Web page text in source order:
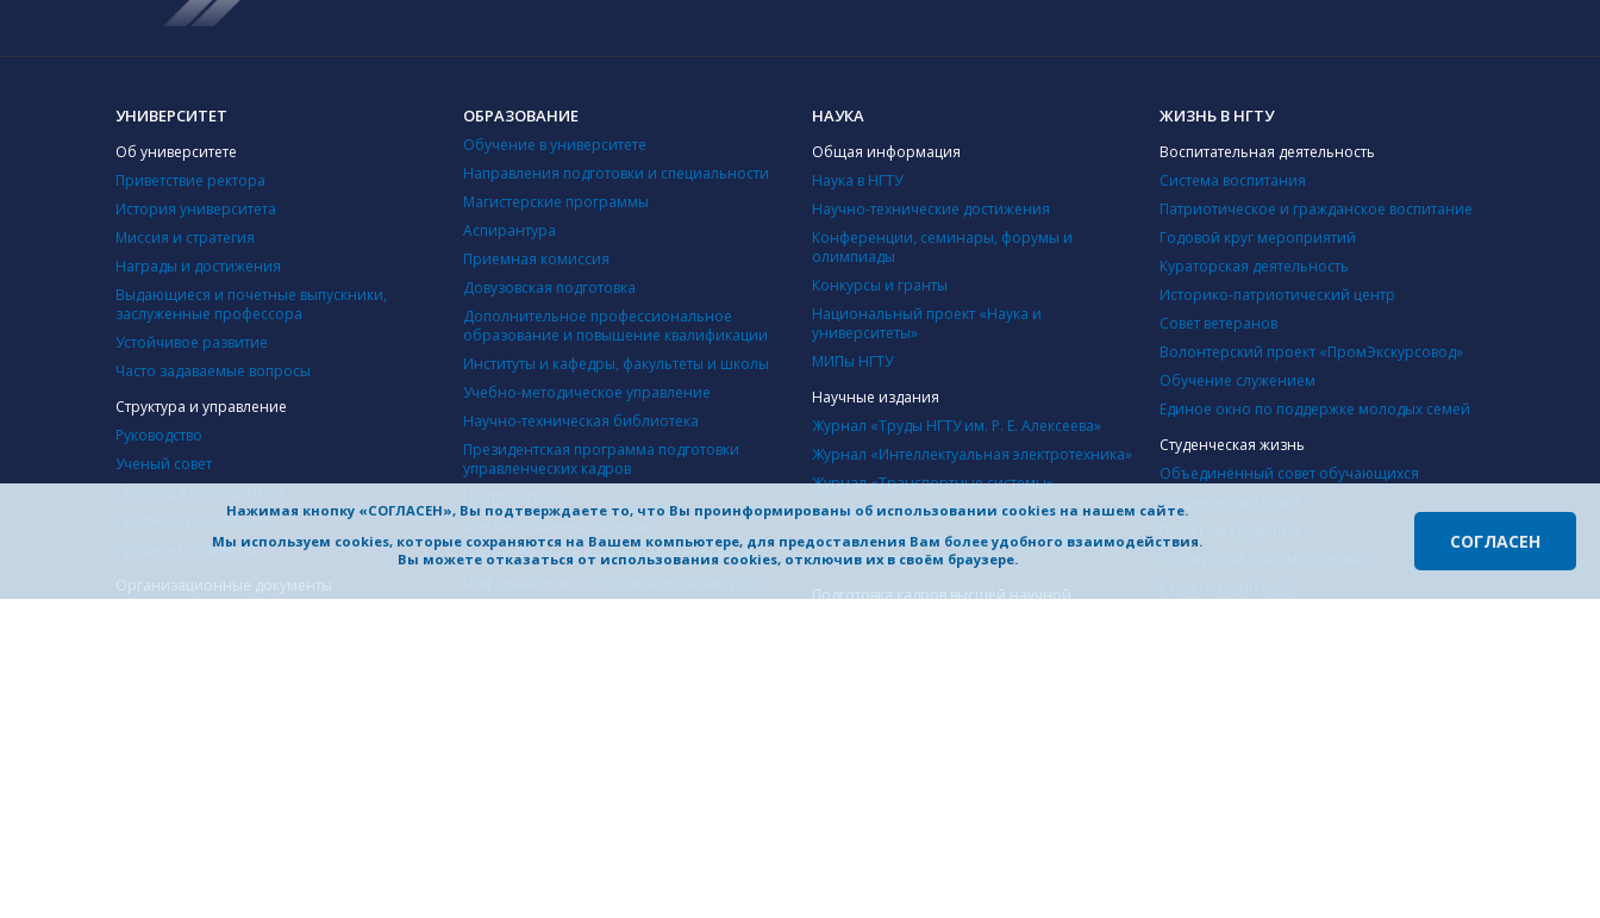
Нажимая кнопку «СОГЛАСЕН», Вы подтверждаете то, что Вы проинформированы об использовании cookies на нашем сайте.
Мы используем cookies, которые сохраняются на Вашем компьютере, для предоставления Вам более удобного взаимодействия.
Вы можете отказаться от использования cookies, отключив их в своём браузере.
СОГЛАСЕН
УНИВЕРСИТЕТ
Об университете
Приветствие ректора
История университета
Миссия и стратегия
Награды и достижения
Выдающиеся и почетные выпускники,
заслуженные профессора
Устойчивое развитие
Часто задаваемые вопросы
Структура и управление
Руководство
Ученый совет
Профком работников
Профком студентов
ОБРАЗОВАНИЕ
Обучение в университете
Направления подготовки и специальности
Магистерские программы
Аспирантура
Приемная комиссия
Довузовская подготовка
Дополнительное профессиональное
образование и повышение квалификации
Институты и кафедры, факультеты и школы
Учебно-методическое управление
Научно-техническая библиотека
Президентская программа подготовки
управленческих кадров
Для иностранных граждан
Центр обучения иностранных студентов
НАУКА
Общая информация
Наука в НГТУ
Научно-технические достижения
Конференции, семинары, форумы и
олимпиады
Конкурсы и гранты
Национальный проект «Наука и
университеты»
МИПы НГТУ
Научные издания
Журнал «Труды НГТУ им. Р. Е. Алексеева»
Журнал «Интеллектуальная электротехника»
Журнал «Транспортные системы»
Журнал «Развитие и безопасность»
Сборник «Мир коммуникаций: тенденции,
практики, перспективы»
Подготовка кадров высшей научной
ЖИЗНЬ В НГТУ
Воспитательная деятельность
Система воспитания
Патриотическое и гражданское воспитание
Годовой круг мероприятий
Кураторская деятельность
Историко-патриотический центр
Совет ветеранов
Волонтерский проект «ПромЭкскурсовод»
Обучение служением
Единое окно по поддержке молодых семей
Студенческая жизнь
Объединённый совет обучающихся
Студенческий совет